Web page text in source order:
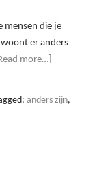
mensen die je
er anders
more…]
anders zijn,